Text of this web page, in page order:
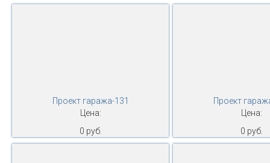
Проект гаража-131
Цена:
0 руб.
Проект
Цена:
0 руб.